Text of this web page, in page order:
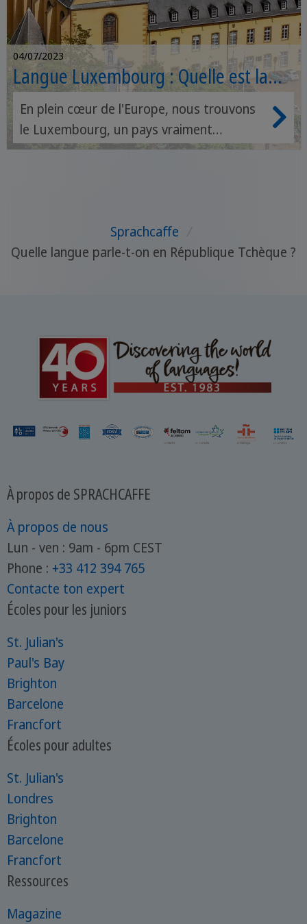
04/07/2023
Langue Luxembourg : Quelle est la
langue parlée ? Officielle et parlée
En plein cœur de l'Europe, nous trouvons
le Luxembourg, un pays vraiment
fascinant mais dont nous ne savons pas
découvrir vous surprendra. C'est pourquoi
aujourd'hui, sur Sprachcaffe, nous allons
idiomes qui y sont parlés. Oui, car la
langue luxembourgeoise n'est pas une
langue unique !
Sprachcaffe
Quelle langue parle-t-on en République Tchèque ?
À propos de SPRACHCAFFE
À propos de nous
Lun - ven : 9am - 6pm CEST
Phone : +33 412 394 765
Contacte ton expert
Écoles pour les juniors
St. Julian's
Paul's Bay
Brighton
Barcelone
Francfort
Écoles pour adultes
St. Julian's
Londres
Brighton
Barcelone
Francfort
Ressources
Magazine